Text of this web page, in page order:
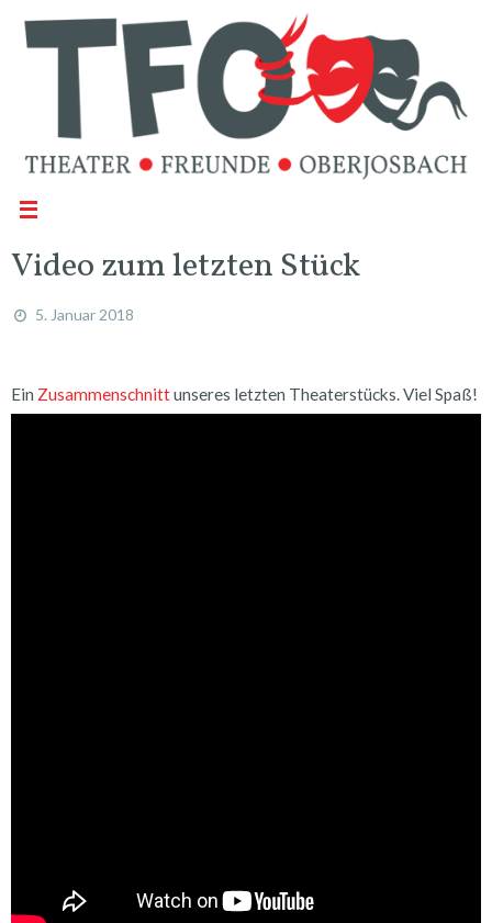
Video zum letzten Stück
5. Januar 2018
Ein Zusammenschnittunseres letzten Theaterstücks. Viel Spaß!